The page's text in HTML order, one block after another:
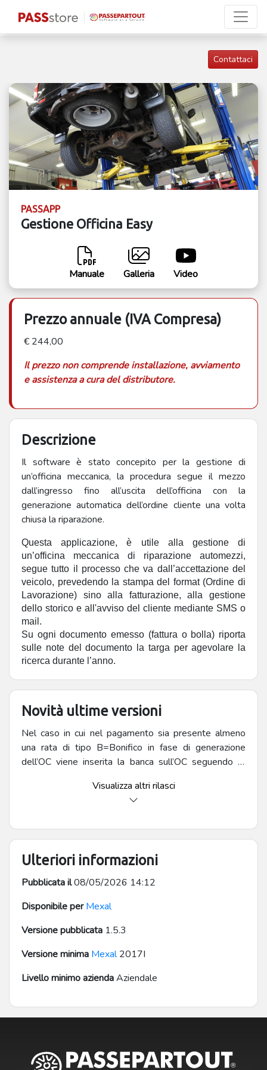
Contattaci
PASSAPP
Gestione Officina Easy
Manuale Galleria Video
Prezzo annuale (IVA Compresa)
€ 244,00
Il prezzo non comprende installazione, avviamento
e assistenza a cura del distributore.
Descrizione
Il software è stato concepito per la gestione di
un’officina meccanica, la procedura segue il mezzo
dall’ingresso fino all’uscita dell’officina con la
generazione automatica dell’ordine cliente una volta
chiusa la riparazione.
Questa applicazione, è utile alla gestione di
un’officina meccanica di riparazione automezzi,
segue tutto il processo che va dall’accettazione del
veicolo, prevedendo la stampa del format (Ordine di
Lavorazione) sino alla fatturazione, alla gestione
dello storico e all'avviso del cliente mediante SMS o
mail.
Su ogni documento emesso (fattura o bolla) riporta
sulle note del documento la targa per agevolare la
ricerca durante l’anno.
Novità ultime versioni
Nel caso in cui nel pagamento sia presente almeno
una rata di tipo B=Bonifico in fase di generazione
dell’OC viene inserita la banca sull’OC seguendo le
sul campo Banca Presentazione Effetti (Condizioni e
Automatismi - Condizioni di Pagamento – Banca
Visualizza altri rilasci
Ulteriori informazioni
Pubblicata il08/05/2026 14:12
Disponibile per Mexal
Versione pubblicata 1.5.3
Versione minima Mexal2017I
Livello minimo aziendaAziendale